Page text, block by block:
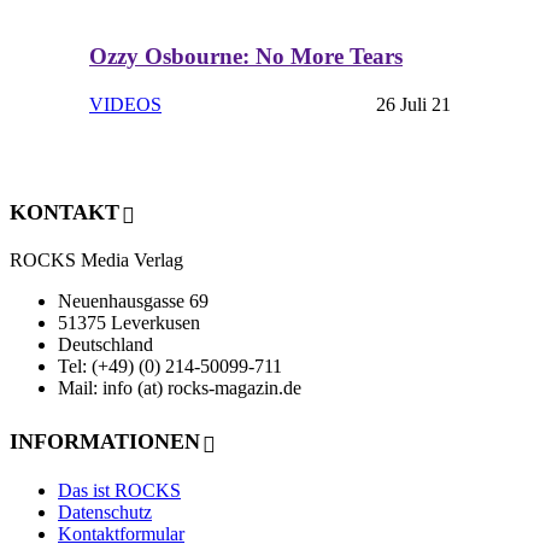
Ozzy Osbourne: No More Tears
VIDEOS 26 Juli 21
KONTAKT
ROCKS Media Verlag
Neuenhausgasse 69
51375 Leverkusen
Deutschland
Tel: (+49) (0) 214-50099-711
Mail: info (at) rocks-magazin.de
INFORMATIONEN
Das ist ROCKS
Datenschutz
Kontaktformular